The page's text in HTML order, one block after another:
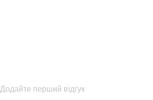
Додайте перший відгук